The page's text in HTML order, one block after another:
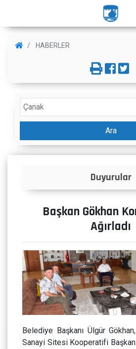
HABERLER
Ara
Başkan Gökhan
Ağırladı
Belediye Başkanı Ülgür
Sanayi Sitesi Kooperatifi